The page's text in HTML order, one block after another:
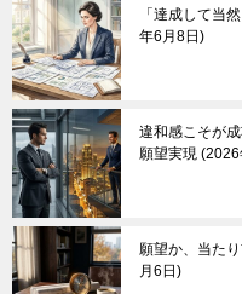
「達成して当
年6月8日
違和感こそが
願望実現 2026
願望か、当た
月6日